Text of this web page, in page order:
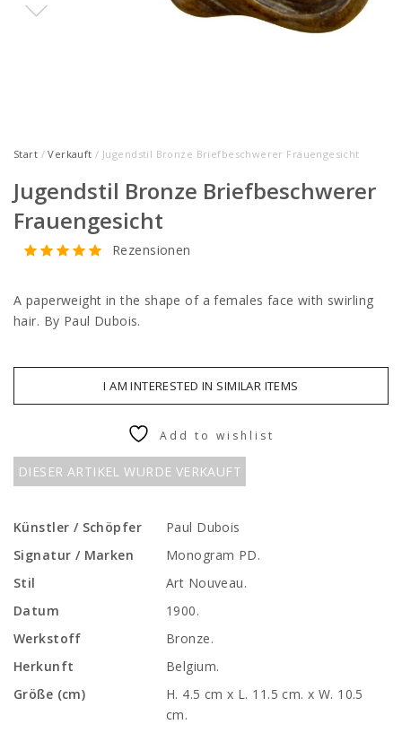
Start /Verkauft / Jugendstil Bronze Briefbeschwerer Frauengesicht
Jugendstil Bronze Briefbeschwerer
Frauengesicht
Rezensionen
A paperweight in the shape of a females face with swirling
hair. By Paul Dubois.
I AM INTERESTED IN SIMILAR ITEMS
DIESER ARTIKEL WURDE VERKAUFT
Add to wishlist
Künstler / Schöpfer
Paul Dubois
Signatur / Marken
Monogram PD.
Stil
Art Nouveau.
Datum
1900.
Werkstoff
Bronze.
Herkunft
Belgium.
Größe (cm)
H. 4.5 cm x L. 11.5 cm. x W. 10.5
cm.